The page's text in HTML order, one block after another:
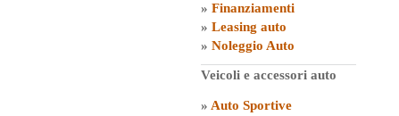
» Finanziamenti
» Leasing auto
» Noleggio Auto
Veicoli e accessori auto
» Auto Sportive